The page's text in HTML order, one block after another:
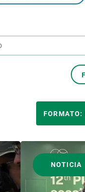
NOTICIA
de la Tierra
Actions